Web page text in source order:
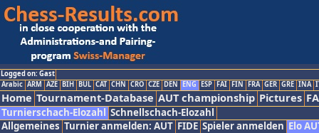
Logged on: Gast
Arabic ARM AZE BIH BUL CAT CHN CRO CZE DEN ENG ESP FAI FIN FRA GER GRE INA
Home Tournament-Database AUT championship Pictures
Turnierschach-Elozahl Schnellschach-Elozahl
Allgemeines Turnier anmelden: AUT FIDE Spieler anmelden Elo